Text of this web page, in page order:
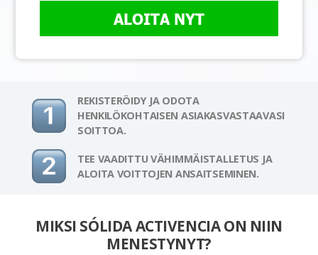
ALOITA NYT
REKISTERÖIDY JA ODOTA
HENKILÖKOHTAISEN ASIAKASVASTAAVASI
SOITTOA.
TEE VAADITTU VÄHIMMÄISTALLETUS JA
ALOITA VOITTOJEN ANSAITSEMINEN.
MIKSI SÓLIDA ACTIVENCIA ON NIIN
MENESTYNYT?